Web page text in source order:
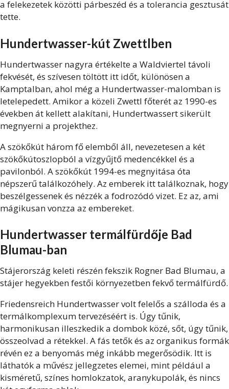
a felekezetek közötti párbeszéd és a tolerancia gesztusát
tette.
Hundertwasser-kút Zwettlben
Hundertwasser nagyra értékelte a Waldviertel távoli
fekvését, és szívesen töltött itt időt, különösen a
Kamptalban, ahol még a Hundertwasser-malomban is
letelepedett. Amikor a közeli Zwettl főterét az 1990-es
években át kellett alakítani, Hundertwassert sikerült
megnyerni a projekthez.
A szökőkút három fő elemből áll, nevezetesen a két
szökőkútoszlopból a vízgyűjtő medencékkel és a
pavilonból. A szökőkút 1994-es megnyitása óta
népszerű találkozóhely. Az emberek itt találkoznak, hogy
beszélgessenek és nézzék a fodrozódó vizet. Ez az, ami
mágikusan vonzza az embereket.
Hundertwasser termálfürdője Bad
Blumau-ban
Stájerország keleti részén fekszik Rogner Bad Blumau, a
stájer hegyekben festői környezetben fekvő termálfürdő.
Friedensreich Hundertwasser volt felelős a szálloda és a
termálkomplexum tervezéséért is. Úgy tűnik,
harmonikusan illeszkedik a dombok közé, sőt, úgy tűnik,
összeolvad a rétekkel. A fás tetők és az organikus formák
révén ez a benyomás még inkább megerősödik. Itt is
láthatók a művész jellegzetes elemei, mint például a
kisméretű, színes homlokzatok, aranykupolák, és nincs